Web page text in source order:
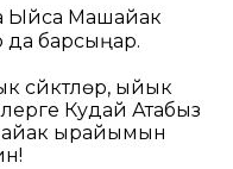
Ыйса Машайак
да барсыңар.
ыйык
Кудай Атабыз
ырайымын